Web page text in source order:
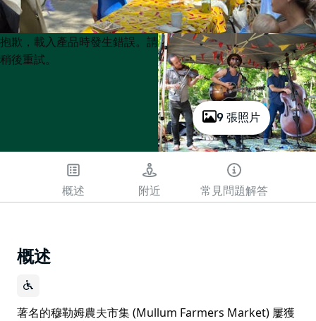
9 張照片
Product
List
Product
List
抱歉，載入產品時發生錯誤。請
稍後重試。
概述 附近 常見問題解答
概述
著名的穆勒姆農夫市集 (Mullum Farmers Market) 屢獲